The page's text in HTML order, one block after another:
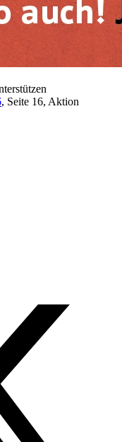
, Seite 16, Aktion